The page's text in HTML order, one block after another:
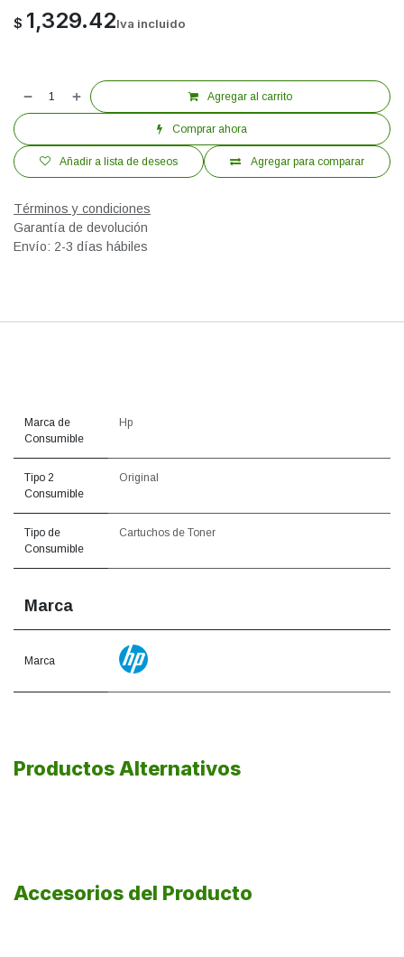
$ 1,329.42Iva incluido
Agregar al carrito
Comprar ahora
Agregar para comparar
Añadir a lista de deseos
Términos y condiciones
Garantía de devolución
Envío: 2-3 días hábiles
Marca de
Consumible
Hp
Tipo 2
Consumible
Original
Tipo de
Consumible
Cartuchos de Toner
Marca
Marca
Productos Alternativos
Accesorios del Producto